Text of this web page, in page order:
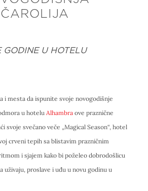
ČAROLIJA
GODINE U HOTELU
i mesta da ispunite svoje novogodišnje
u hotelu Alhambra ove praznične
svoje svečano veče „Magical Season“, hotel
crveni tepih sa blistavim prazničnim
i sjajem kako bi poželeo dobrodošlicu
uživaju, proslave i uđu u novu godinu u